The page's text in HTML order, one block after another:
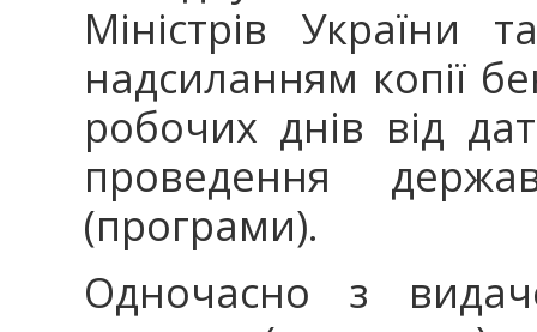
Міністрів України
надсиланням копії
робочих днів від
проведення
(програми).
Одночасно з